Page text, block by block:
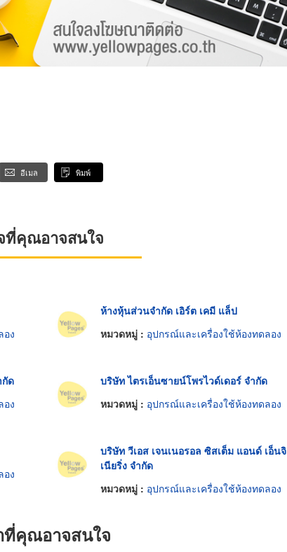
อีเมล พิมพ์
ที่คุณอาจสนใจ
อง
ห้างหุ้นส่วนจำกัด เอิร์ต เคมี แล็ป
หมวดหมู่ : อุปกรณ์และเครื่องใช้ห้องทดลอง
ด
อง
บริษัท ไตรเอ็นซายน์โพรไวด์เดอร์ จำกัด
หมวดหมู่ : อุปกรณ์และเครื่องใช้ห้องทดลอง
อง
บริษัท วีเอส เจนเนอรอล ซิสเต็ม แอนด์ เอ็นจิ
เนียริ่ง จำกัด
หมวดหมู่ : อุปกรณ์และเครื่องใช้ห้องทดลอง
คุณอาจสนใจ